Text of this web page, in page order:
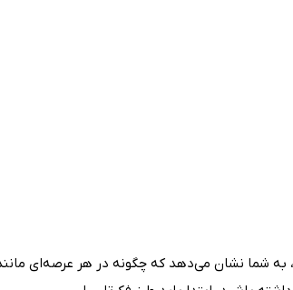
به شما نشان می‌دهد که چگونه در هر عرصه‌ای